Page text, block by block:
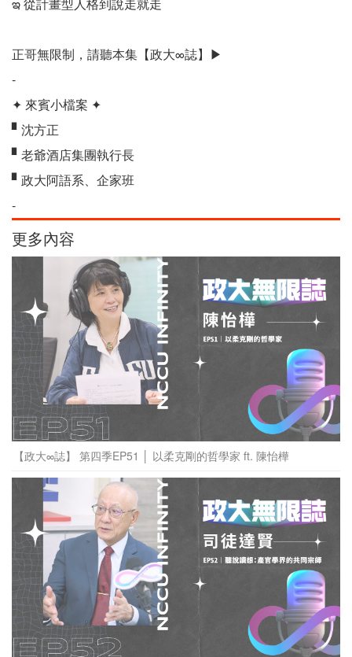
正哥無限制，請聽本集【政大∞誌】▶
-
✦ 來賓小檔案 ✦
▘沈方正
▘老爺酒店集團執行長
▘政大阿語系、企家班
-
更多內容
【政大∞誌】 第四季EP51 │ 以柔克剛的哲學家 ft. 陳怡樺